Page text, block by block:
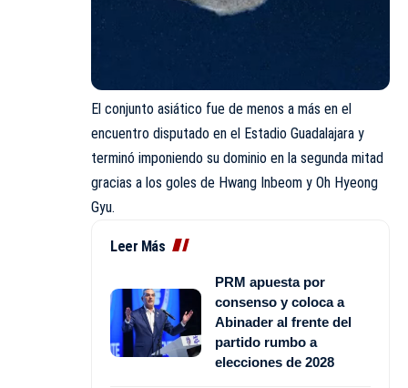
El conjunto asiático fue de menos a más en el
encuentro disputado en el Estadio Guadalajara y
terminó imponiendo su dominio en la segunda mitad
gracias a los goles de Hwang Inbeom y Oh Hyeong
Gyu.
Leer Más
PRM apuesta por
consenso y coloca a
Abinader al frente del
partido rumbo a
elecciones de 2028